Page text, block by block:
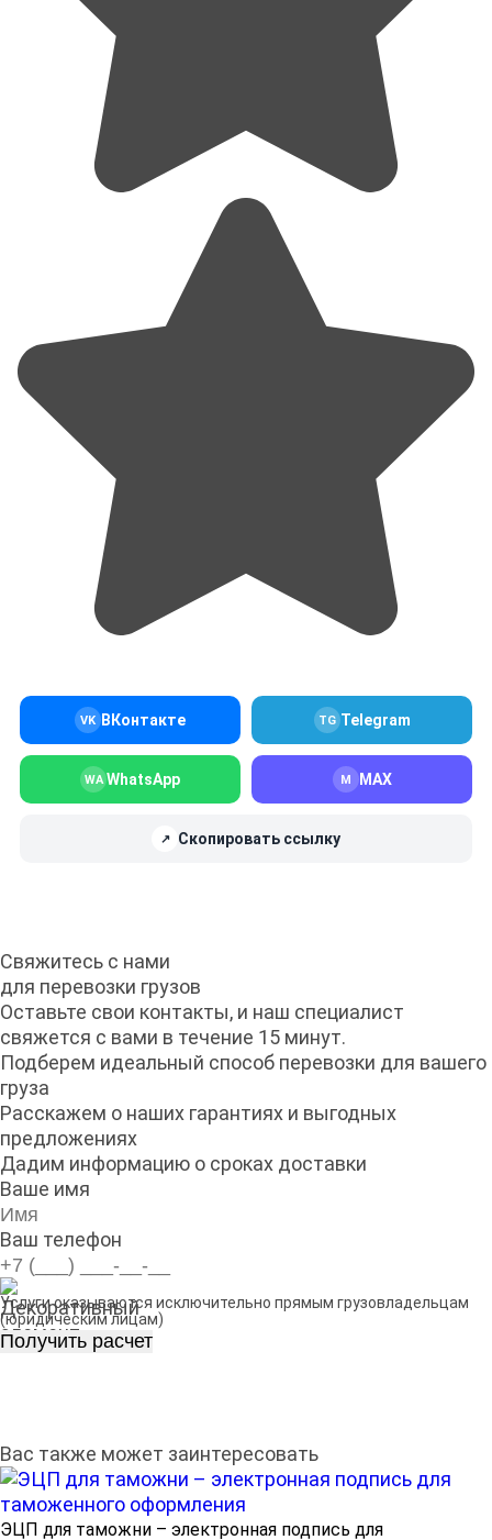
VK ВКонтакте TG Telegram
WA WhatsApp M MAX
↗ Скопировать ссылку
Свяжитесь с нами
для перевозки грузов
Оставьте свои контакты, и наш специалист
свяжется с вами в течение 15 минут.
Подберем идеальный способ перевозки для вашего
груза
Расскажем о наших гарантиях и выгодных
предложениях
Дадим информацию о сроках доставки
Ваше имя
Ваш телефон
Услуги оказываются исключительно прямым грузовладельцам
(юридическим лицам)
Вас также может заинтересовать
ЭЦП для таможни – электронная подпись для